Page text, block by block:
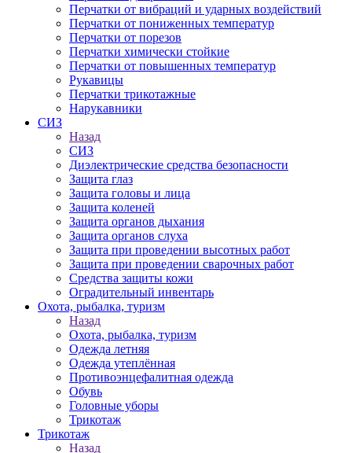
Перчатки от вибраций и ударных воздействий
Перчатки от пониженных температур
Перчатки от порезов
Перчатки химически стойкие
Перчатки от повышенных температур
Рукавицы
Перчатки трикотажные
Нарукавники
СИЗ
Назад
СИЗ
Диэлектрические средства безопасности
Защита глаз
Защита головы и лица
Защита коленей
Защита органов дыхания
Защита органов слуха
Защита при проведении высотных работ
Защита при проведении сварочных работ
Средства защиты кожи
Оградительный инвентарь
Охота, рыбалка, туризм
Назад
Охота, рыбалка, туризм
Одежда летняя
Одежда утеплённая
Противоэнцефалитная одежда
Обувь
Головные уборы
Трикотаж
Трикотаж
Назад